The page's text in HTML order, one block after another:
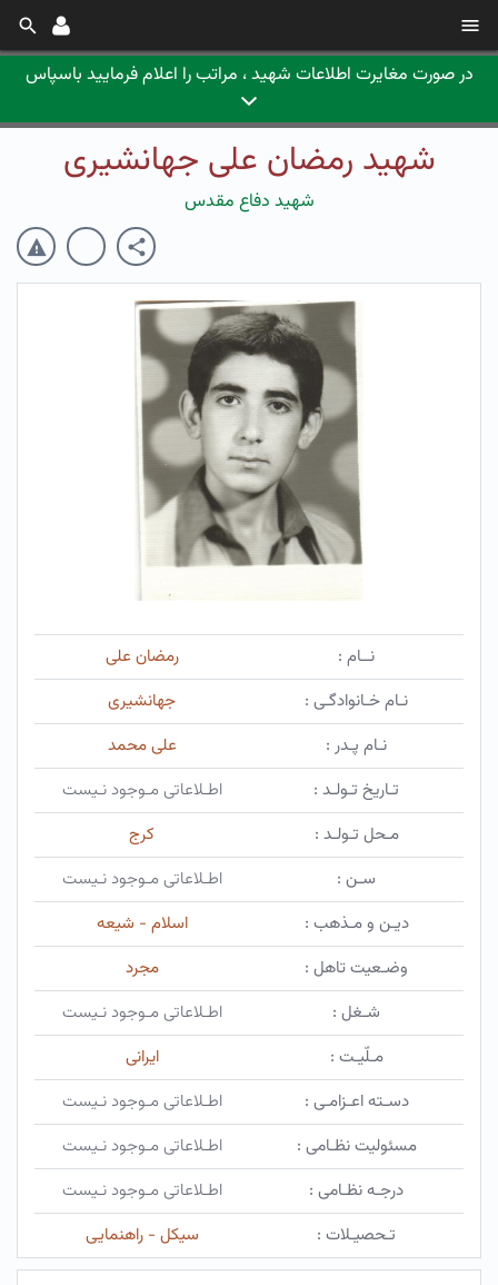
در صورت مغایرت اطلاعات شهید ، مراتب را اعلام فرمایید باسپاس
شهید رمضان علی جهانشیری
شهید دفاع مقدس
نــام :
رمضان علی
نـام خـانوادگـی :
جهانشیری
نـام پـدر :
علی محمد
تـاریخ تـولـد :
اطـلاعاتی مـوجود نـیست
مـحل تـولـد :
کرج
سـن :
اطـلاعاتی مـوجود نـیست
دیـن و مـذهب :
اسلام - شیعه
وضـعیت تاهل :
مجرد
شـغل :
اطـلاعاتی مـوجود نـیست
مـلّیـت :
ایرانی
دسـته اعـزامـی :
اطـلاعاتی مـوجود نـیست
مسئولیت نظـامی :
اطـلاعاتی مـوجود نـیست
درجـه نظـامی :
اطـلاعاتی مـوجود نـیست
تـحصیـلات :
سیکل - راهنمایی